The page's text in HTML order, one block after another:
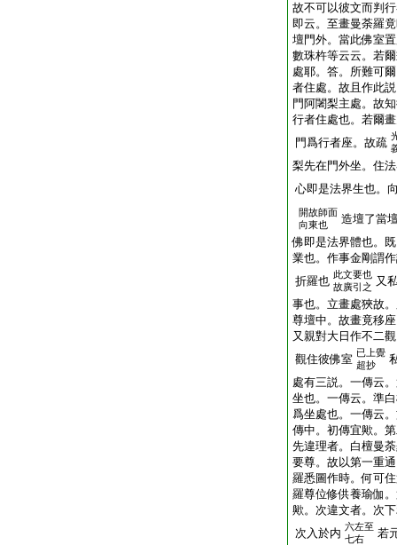
故不可以彼文而判
即云。至畫曼荼羅
壇門外。當此佛室
數珠杵等云云。若
處耶。答。所難可
者住處。故且作此
門阿闍梨主處。故
行者住處也。若爾
門爲行者座。故疏
梨先在門外坐。住
心即是法界生也。
開故師面
向東也
造壇了當
佛即是法界體也。
業也。作事金剛謂
折羅也 此文要也
故廣引之 又
事也。立畫處狹故
尊壇中。故畫竟移
又親對大日作不二
觀住彼佛室 已上覺
超抄
處有三説。一傳云
坐也。一傳云。準
爲坐處也。一傳云
傳中。初傳宜歟。
先違理者。白檀曼
要尊。故以第一重
羅悉圖作時。何可
羅尊位修供養瑜伽
歟。次違文者。次
次入於内 六左至
七右
若